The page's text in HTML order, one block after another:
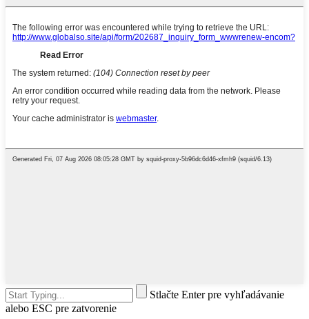
Stlačte Enter pre vyhľadávanie
alebo ESC pre zatvorenie